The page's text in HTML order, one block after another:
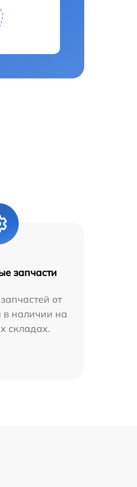
запчасти
от
в наличии на
складах.